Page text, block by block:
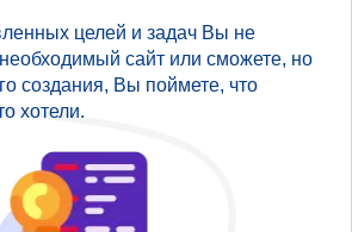
целей и задач Вы не
сайт или сможете, но
создания, Вы поймете, что
хотели.